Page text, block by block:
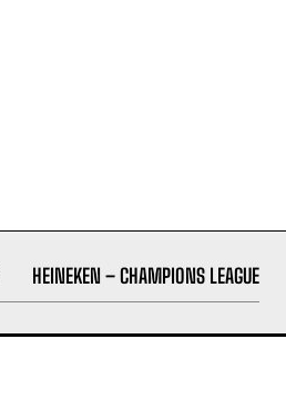
HEINEKEN – CHAMPIONS LEAGUE